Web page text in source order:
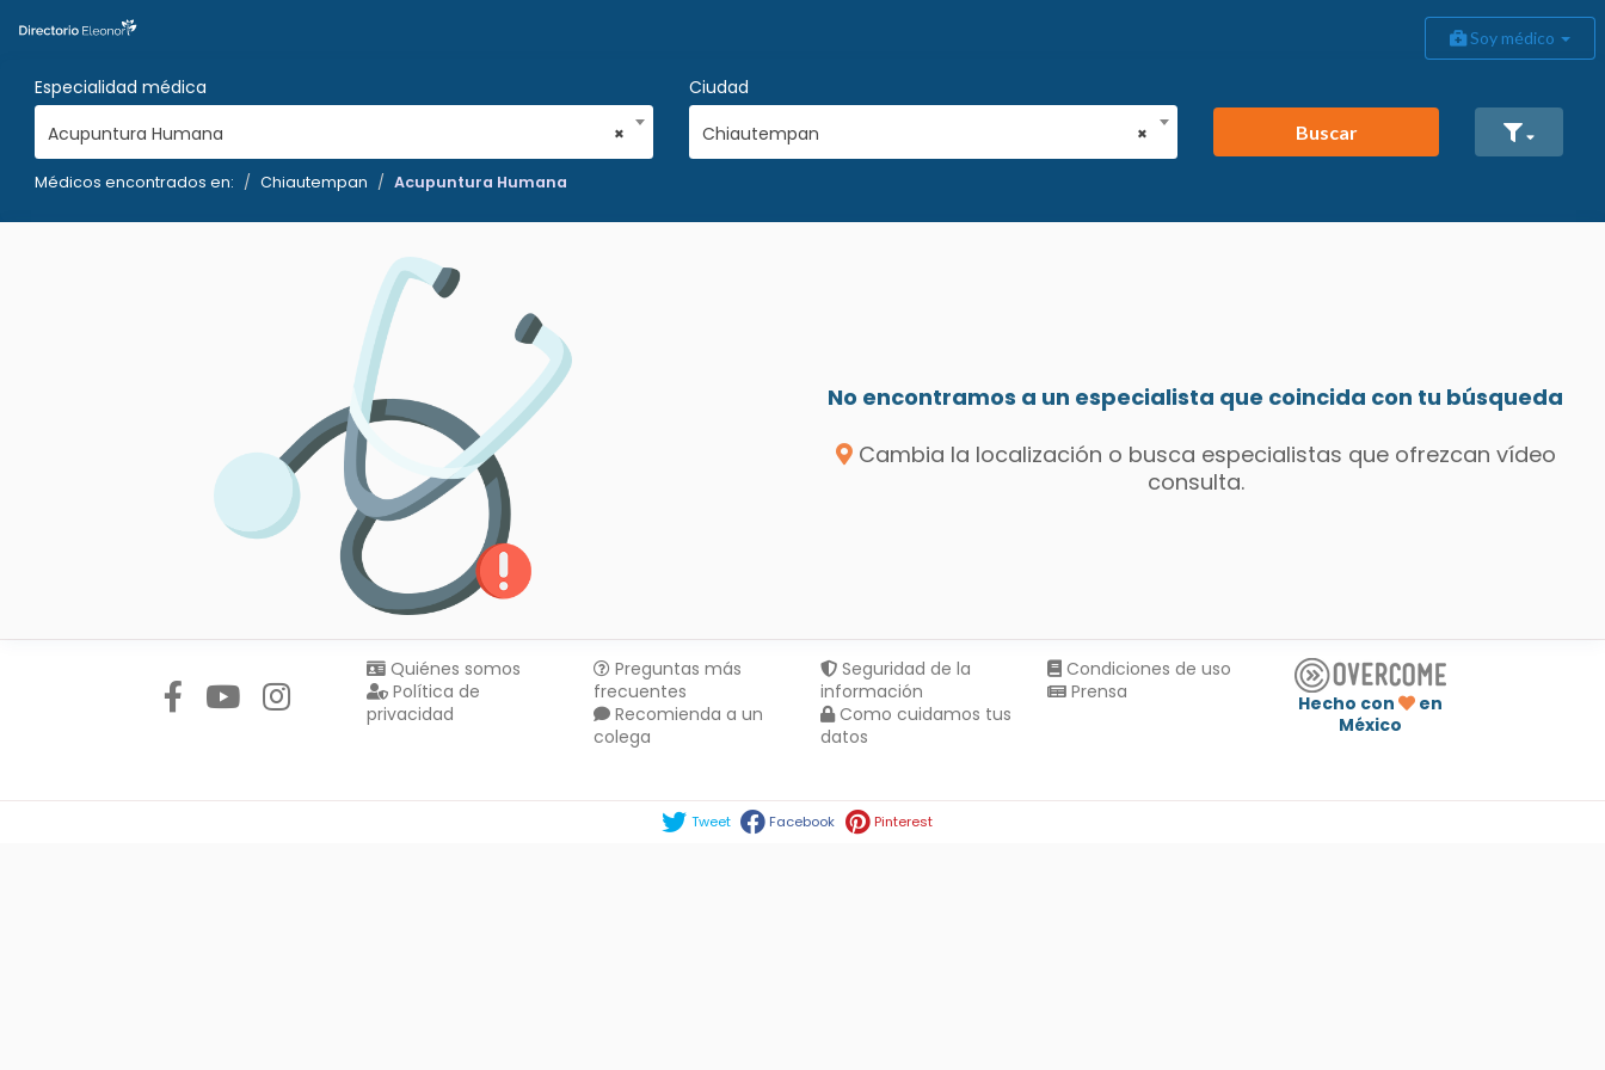
Soy médico
Especialidad médica
×
Acupuntura Humana
Ciudad
×
Chiautempan Buscar
Médicos encontrados en: Chiautempan Acupuntura Humana
No encontramos a un especialista que coincida con tu búsqueda
Cambia la localización o busca especialistas que ofrezcan vídeo
consulta.
Quiénes somos
Política de
privacidad
Preguntas más
frecuentes
Recomienda a un
colega
Seguridad de la
información
Como cuidamos tus
datos
Condiciones de uso
Prensa
Hecho con
en
México
Tweet Facebook Pinterest